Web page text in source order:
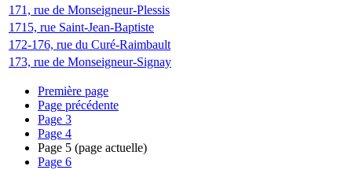
171, rue de Monseigneur-Plessis
1715, rue Saint-Jean-Baptiste
172-176, rue du Curé-Raimbault
173, rue de Monseigneur-Signay
Première page
Page précédente
Page 3
Page 4
Page 5 (page actuelle)
Page 6